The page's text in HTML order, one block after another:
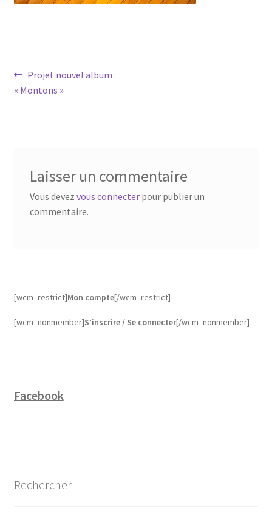
Navigation
de
Article
précédent :
Projet nouvel album :
« Montons »
Laisser un commentaire
Vous devez vous connecterpour publier un
commentaire.
[wcm_restrict]Mon compte[/wcm_restrict]
[wcm_nonmember]S’inscrire / Se connecter[/wcm_nonmember]
Facebook
Rechercher